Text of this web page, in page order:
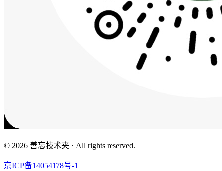
© 2026 善忘技术夹 · All rights reserved.
京ICP备14054178号-1